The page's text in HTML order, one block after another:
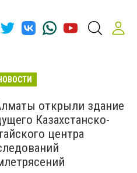
открыли здание
Казахстанско-
центра